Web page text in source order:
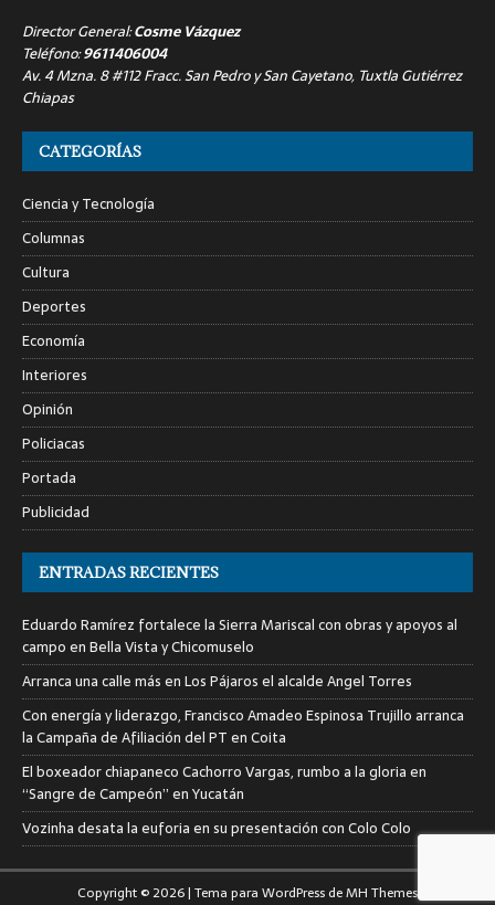
Director General:Cosme Vázquez
Teléfono:9611406004
Av. 4 Mzna. 8 #112 Fracc. San Pedro y San Cayetano, Tuxtla Gutiérrez
Chiapas
CATEGORÍAS
Ciencia y Tecnología
Columnas
Cultura
Deportes
Economía
Interiores
Opinión
Policiacas
Portada
Publicidad
ENTRADAS RECIENTES
Eduardo Ramírez fortalece la Sierra Mariscal con obras y apoyos al
campo en Bella Vista y Chicomuselo
Arranca una calle más en Los Pájaros el alcalde Angel Torres
Con energía y liderazgo, Francisco Amadeo Espinosa Trujillo arranca
la Campaña de Afiliación del PT en Coita
El boxeador chiapaneco Cachorro Vargas, rumbo a la gloria en
“Sangre de Campeón” en Yucatán
Vozinha desata la euforia en su presentación con Colo Colo
Copyright © 2026 | Tema para WordPress deMH Themes